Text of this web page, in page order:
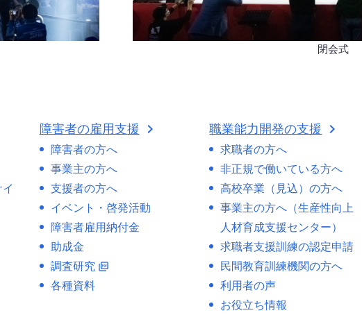
閉会式
障害者の雇用支援
障害者の方へ
事業主の方へ
支援者の方へ
イベント・啓発活動
障害者雇用納付金
助成金
調査研究 picture_as_pdf
各種資料
職業能力開発の支援
求職者の方へ
非正規で働いている方へ
高校卒業（見込）の方へ
事業主の方へ（生産性向上
人材育成支援センター）
求職者支援訓練の認定申請
民間教育訓練機関の方へ
利用者の声
お役立ち情報